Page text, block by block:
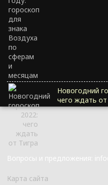
Новогодний
чего ждать от
Вопросы и предложения:
Карта сайта